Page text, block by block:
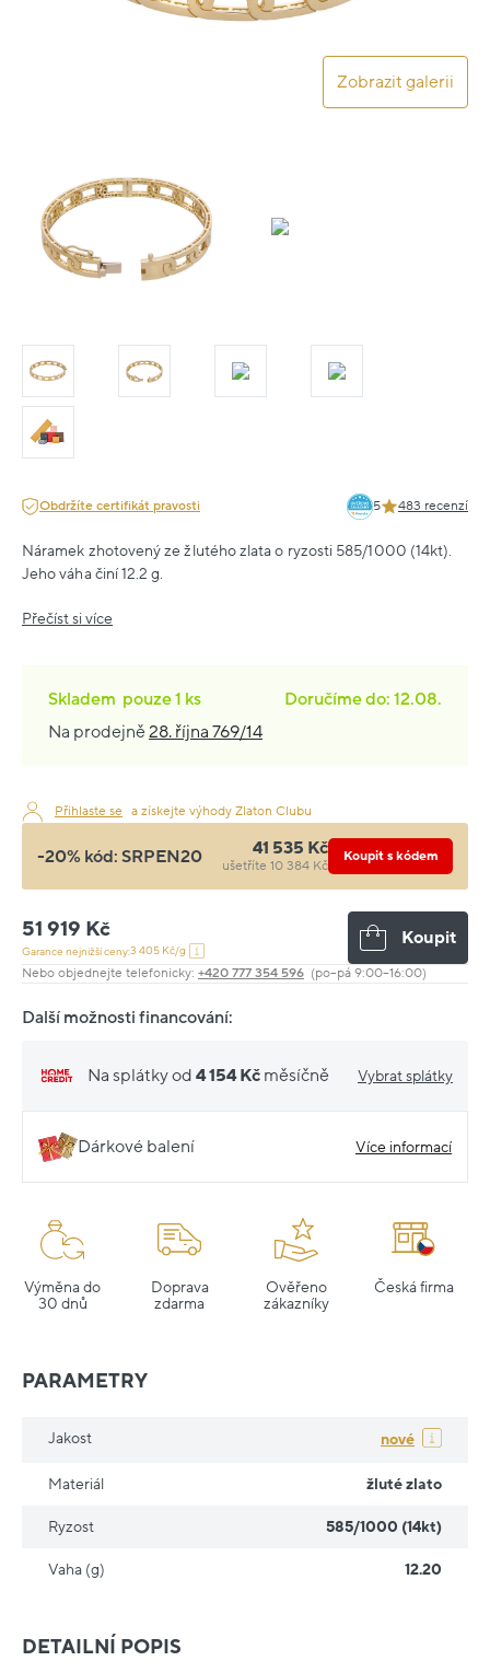
Zobrazit galerii
Obdržíte certifikát pravosti 5 483 recenzí
Náramek zhotovený ze žlutého zlata o ryzosti 585/1000 (14kt).
Jeho váha činí 12.2 g.
Přečíst si více
Skladem pouze1 ks
Doručíme do: 12.08.
Na prodejně28. října 769/14
Přihlaste se a získejte výhody Zlaton Clubu
-20% kód: SRPEN20 41 535 Kč
ušetříte 10 384 Kč
Koupit s kódem
51 919 Kč
Garance nejnižší ceny:3 405 Kč/g
Koupit
Nebo objednejte telefonicky: +420 777 354 596 (po–pá 9:00–16:00)
Další možnosti financování:
Na splátky od 4 154 Kč měsíčně Vybrat splátky
Dárkové balení Více informací
Výměna do
30 dnů
Doprava
zdarma
Ověřeno
zákazníky
Česká firma
DETAILNÍ POPIS
PARAMETRY
Jakost nové
Materiál žluté zlato
Ryzost 585/1000 (14kt)
Vaha (g) 12.20